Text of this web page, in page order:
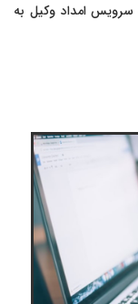
سرویس امداد وکیل به